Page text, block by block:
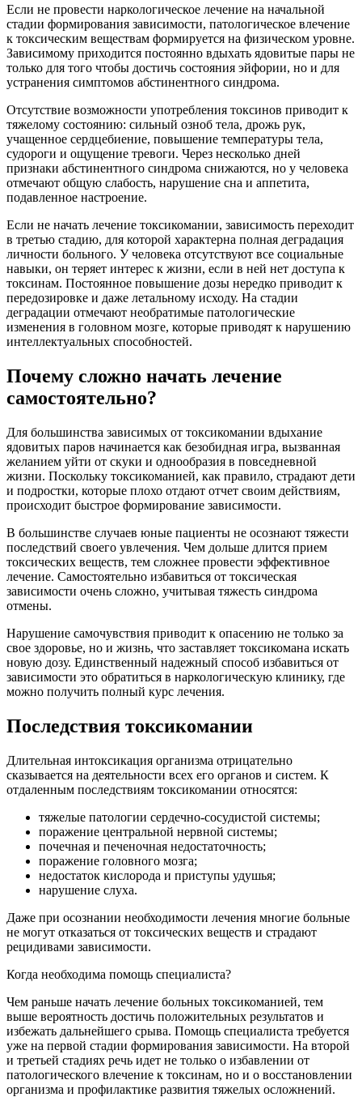
Если не провести наркологическое лечение на начальной
стадии формирования зависимости, патологическое влечение
к токсическим веществам формируется на физическом уровне.
Зависимому приходится постоянно вдыхать ядовитые пары не
только для того чтобы достичь состояния эйфории, но и для
устранения симптомов абстинентного синдрома.
Отсутствие возможности употребления токсинов приводит к
тяжелому состоянию: сильный озноб тела, дрожь рук,
учащенное сердцебиение, повышение температуры тела,
судороги и ощущение тревоги. Через несколько дней
признаки абстинентного синдрома снижаются, но у человека
отмечают общую слабость, нарушение сна и аппетита,
подавленное настроение.
Если не начать лечение токсикомании, зависимость переходит
в третью стадию, для которой характерна полная деградация
личности больного. У человека отсутствуют все социальные
навыки, он теряет интерес к жизни, если в ней нет доступа к
токсинам. Постоянное повышение дозы нередко приводит к
передозировке и даже летальному исходу. На стадии
деградации отмечают необратимые патологические
изменения в головном мозге, которые приводят к нарушению
интеллектуальных способностей.
Почему сложно начать лечение
самостоятельно?
Для большинства зависимых от токсикомании вдыхание
ядовитых паров начинается как безобидная игра, вызванная
желанием уйти от скуки и однообразия в повседневной
жизни. Поскольку токсикоманией, как правило, страдают дети
и подростки, которые плохо отдают отчет своим действиям,
происходит быстрое формирование зависимости.
В большинстве случаев юные пациенты не осознают тяжести
последствий своего увлечения. Чем дольше длится прием
токсических веществ, тем сложнее провести эффективное
лечение. Самостоятельно избавиться от токсическая
зависимости очень сложно, учитывая тяжесть синдрома
отмены.
Нарушение самочувствия приводит к опасению не только за
свое здоровье, но и жизнь, что заставляет токсикомана искать
новую дозу. Единственный надежный способ избавиться от
зависимости это обратиться в наркологическую клинику, где
можно получить полный курс лечения.
Последствия токсикомании
Длительная интоксикация организма отрицательно
сказывается на деятельности всех его органов и систем. К
отдаленным последствиям токсикомании относятся:
тяжелые патологии сердечно-сосудистой системы;
поражение центральной нервной системы;
почечная и печеночная недостаточность;
поражение головного мозга;
недостаток кислорода и приступы удушья;
нарушение слуха.
Даже при осознании необходимости лечения многие больные
не могут отказаться от токсических веществ и страдают
рецидивами зависимости.
Когда необходима помощь специалиста?
Чем раньше начать лечение больных токсикоманией, тем
выше вероятность достичь положительных результатов и
избежать дальнейшего срыва. Помощь специалиста требуется
уже на первой стадии формирования зависимости. На второй
и третьей стадиях речь идет не только о избавлении от
патологического влечение к токсинам, но и о восстановлении
организма и профилактике развития тяжелых осложнений.